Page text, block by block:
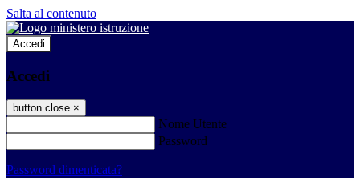
Salta al contenuto
Accedi
Accedi
button close ×
Nome Utente
Password
Password dimenticata?